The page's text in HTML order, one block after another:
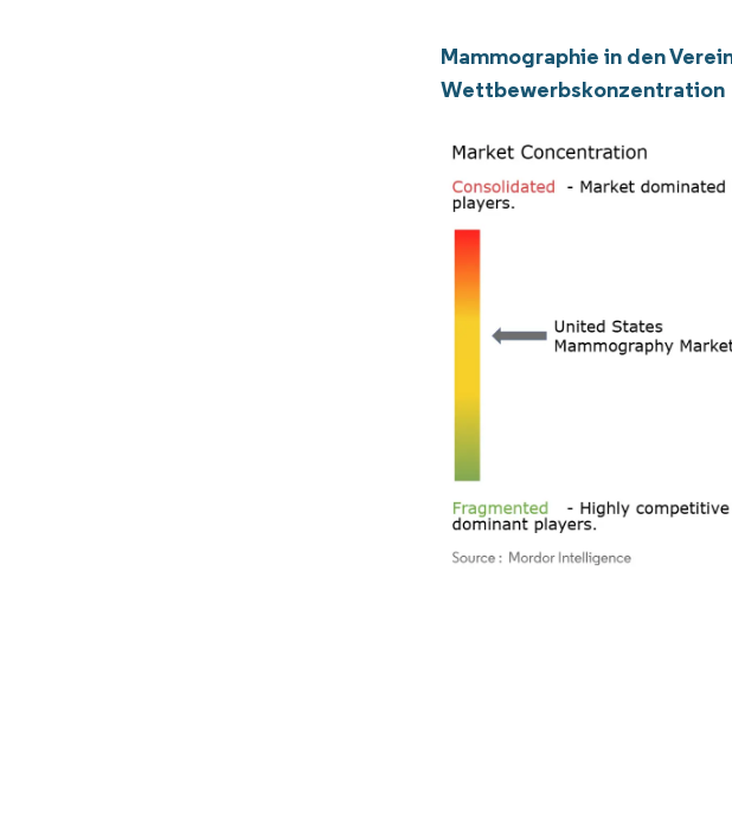
Mammographie in den
Wettbewerbskonzentration